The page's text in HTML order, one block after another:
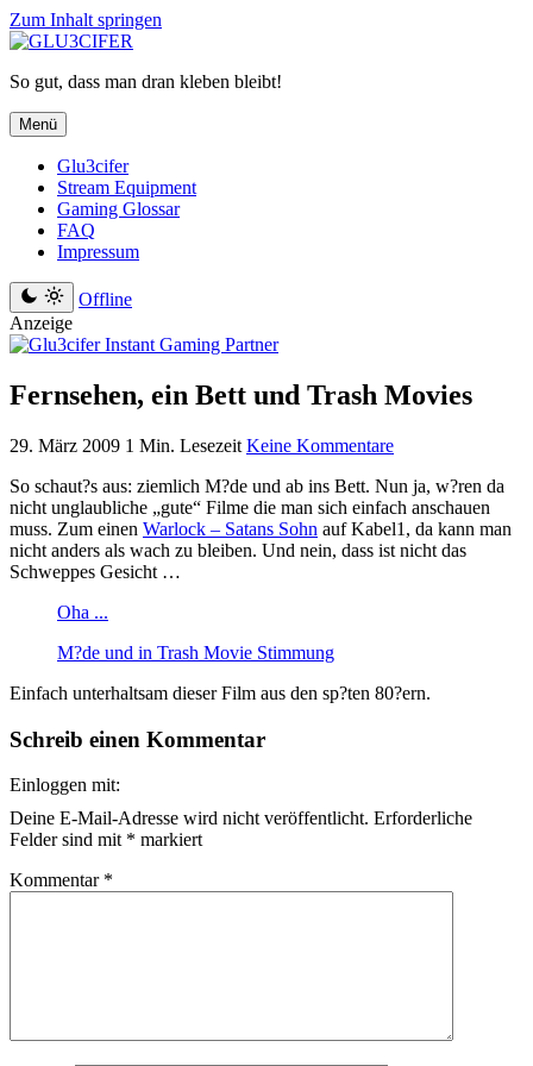
Zum Inhalt springen
So gut, dass man dran kleben bleibt!
Menü
Glu3cifer
Stream Equipment
Gaming Glossar
FAQ
Impressum
Offline
Anzeige
Fernsehen, ein Bett und Trash Movies
29. März 2009 1 Min. Lesezeit Keine Kommentare
So schaut?s aus: ziemlich M?de und ab ins Bett. Nun ja, w?ren da
nicht unglaubliche „gute“ Filme die man sich einfach anschauen
muss. Zum einen Warlock – Satans Sohn auf Kabel1, da kann man
nicht anders als wach zu bleiben. Und nein, dass ist nicht das
Schweppes Gesicht …
Oha ...
M?de und in Trash Movie Stimmung
Einfach unterhaltsam dieser Film aus den sp?ten 80?ern.
Schreib einen Kommentar
Einloggen mit:
Deine E-Mail-Adresse wird nicht veröffentlicht. Erforderliche
Felder sind mit * markiert
Kommentar *